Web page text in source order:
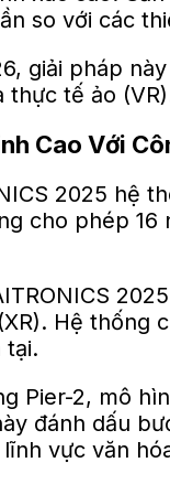
giải pháp
thực tế ảo
Cao Với
2025 hệ
cho phép
Pier-2, mô
đánh dấu
vực văn